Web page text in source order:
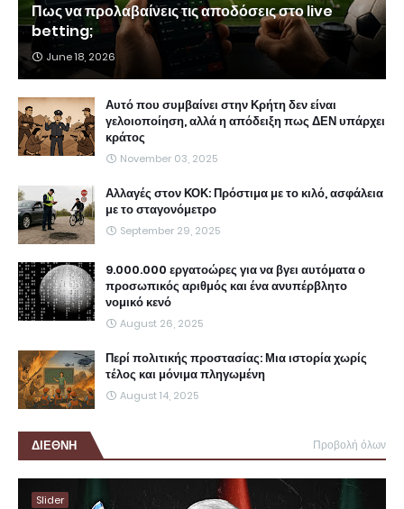
Πως να προλαβαίνεις τις αποδόσεις στο live
betting;
June 18, 2026
Αυτό που συμβαίνει στην Κρήτη δεν είναι
γελοιοποίηση, αλλά η απόδειξη πως ΔΕΝ υπάρχει
κράτος
November 03, 2025
Αλλαγές στον ΚΟΚ: Πρόστιμα με το κιλό, ασφάλεια
με το σταγονόμετρο
September 29, 2025
9.000.000 εργατοώρες για να βγει αυτόματα ο
προσωπικός αριθμός και ένα ανυπέρβλητο
νομικό κενό
August 26, 2025
Περί πολιτικής προστασίας: Μια ιστορία χωρίς
τέλος και μόνιμα πληγωμένη
August 14, 2025
ΔΙΕΘΝΗ Προβολή όλων
Slider